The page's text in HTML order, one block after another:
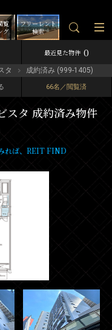
フリーレント
検索
覧
グ
最近見た物件 0
タ 成約済み (999-1405)
66名／閲覧済
スタ 成約済み物件
れば、REIT FIND